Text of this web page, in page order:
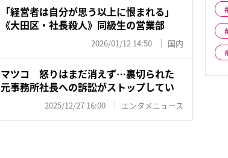
「経営者は自分が思う以上に恨まれる」
《大田区・社長殺人》同級生の営業部
2026/01/12 14:50 国内
マツコ 怒りはまだ消えず…裏切られた
元事務所社長への訴訟がストップしてい
2025/12/27 16:00 エンタメニュース